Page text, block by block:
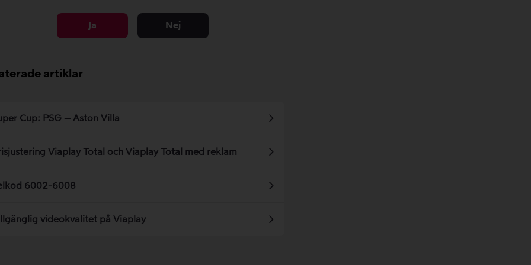
Ja Nej
artiklar
Cup: PSG – Aston Villa
Viaplay Total och Viaplay Total med reklam
6002-6008
videokvalitet på Viaplay